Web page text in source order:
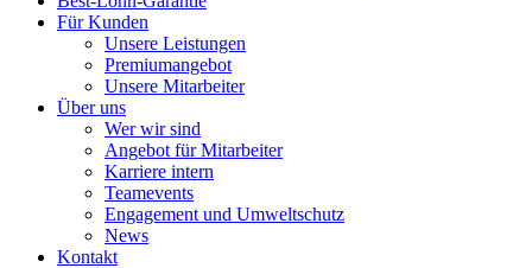
Für Kunden
Unsere Leistungen
Premiumangebot
Unsere Mitarbeiter
Über uns
Wer wir sind
Angebot für Mitarbeiter
Karriere intern
Teamevents
Engagement und Umweltschutz
News
Kontakt